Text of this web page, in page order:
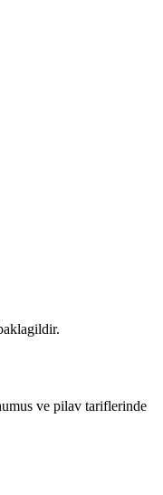
ve pilav tariflerinde